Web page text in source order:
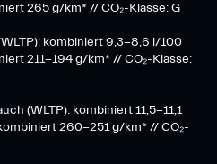
265 g/km* // CO₂-Klasse: G
kombiniert 9,3-8,6 l/100
211-194 g/km* // CO₂-Klasse:
(WLTP): kombiniert 11,5-11,1
260-251 g/km*​ // CO₂-